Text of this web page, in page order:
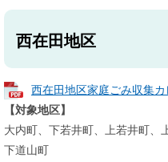
西在田地区
西在田地区家庭ごみ収集
【対象地区】
大内町、下若井町、上若井町、
下道山町